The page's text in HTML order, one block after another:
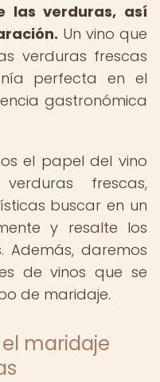
las verduras, así
Un vino que
verduras frescas
perfecta en el
gastronómica
el papel del vino
frescas,
buscar en un
y resalte los
Además, daremos
de vinos que se
de maridaje.
maridaje